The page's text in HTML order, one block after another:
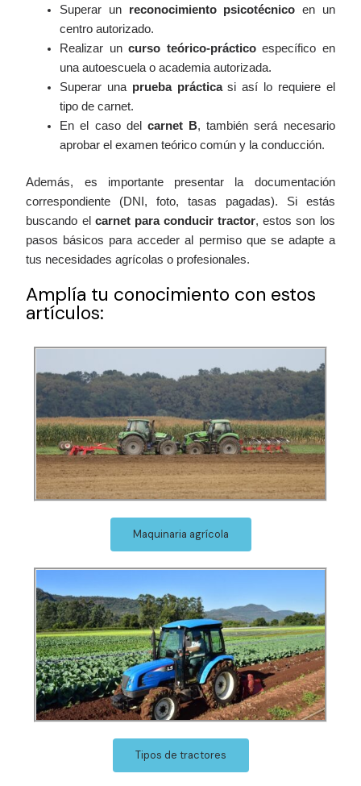
Superar un reconocimiento psicotécnico en un
centro autorizado.
Realizar uncurso teórico-prácticoespecífico en
una autoescuela o academia autorizada.
Superar una prueba prácticasi así lo requiere el
tipo de carnet.
En el caso del carnet B, también será necesario
aprobar el examen teórico común y la conducción.
Además, es importante presentar la documentación
correspondiente (DNI, foto, tasas pagadas). Si estás
buscando el carnet para conducir tractor, estos son los
pasos básicos para acceder al permiso que se adapte a
tus necesidades agrícolas o profesionales.
Amplía tu conocimiento con estos
artículos:
Maquinaria agrícola
Tipos de tractores